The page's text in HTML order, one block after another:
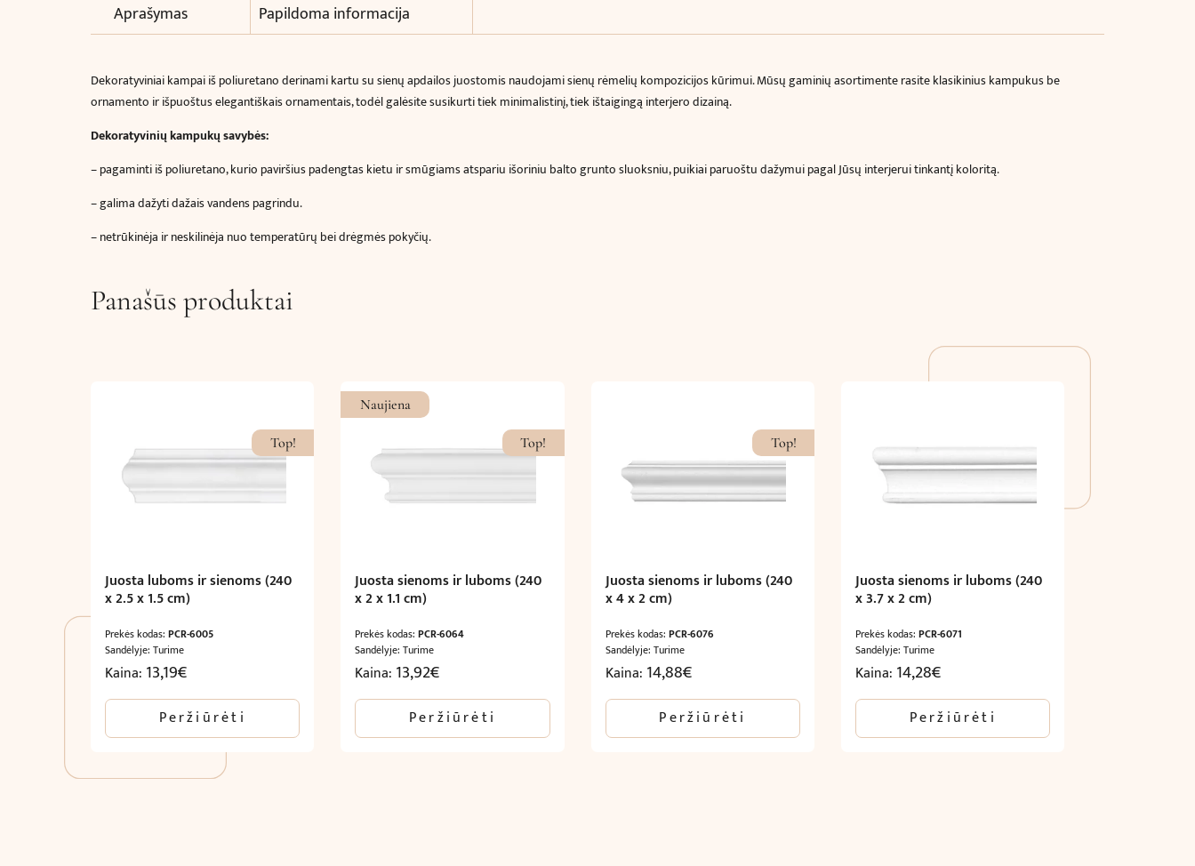
17
cm)
Aprašymas Papildoma informacija
Dekoratyviniai kampai iš poliuretanoderinami kartu su sienų apdailos juostomis naudojami sienų rėmelių kompozicijos kūrimui. Mūsų gaminių asortimente rasite klasikinius kampukus be
ornamento ir išpuoštus elegantiškais ornamentais, todėl galėsite susikurti tiek minimalistinį, tiek ištaigingą interjero dizainą.
Dekoratyvinių kampukų savybės:
–pagaminti iš poliuretano, kurio paviršius padengtas kietu ir smūgiams atspariu išoriniu balto grunto sluoksniu, puikiai paruoštu dažymui pagal Jūsų interjerui tinkantį koloritą.
– galima dažyti dažais vandens pagrindu.
– netrūkinėja ir neskilinėja nuo temperatūrų bei drėgmės pokyčių.
Panašūs produktai
Top!
Juosta luboms ir sienoms (240
x 2.5 x 1.5 cm)
Prekės kodas: PCR-6005
Sandėlyje: Turime
Kaina: 13,19€
Peržiūrėti
Naujiena
Top!
Juosta sienoms ir luboms (240
x 2 x 1.1 cm)
Prekės kodas:PCR-6064
Sandėlyje: Turime
Kaina: 13,92€
Peržiūrėti
Top!
Juosta sienoms ir luboms (240
x 4 x 2 cm)
Prekės kodas: PCR-6076
Sandėlyje: Turime
Kaina: 14,88€
Peržiūrėti
Juosta sienoms ir luboms (240
x 3.7 x 2 cm)
Prekės kodas:PCR-6071
Sandėlyje: Turime
Kaina: 14,28€
Peržiūrėti